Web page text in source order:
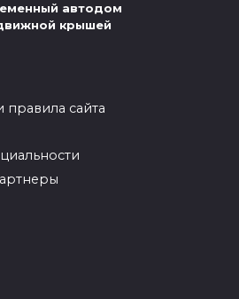
автодом
крышей
правила сайта